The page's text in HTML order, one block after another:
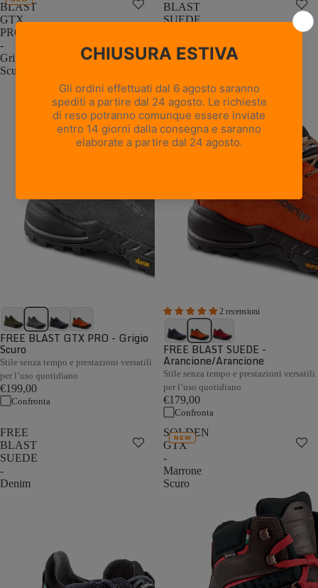
BLAST
GTX
PRO
-
Grigio
Scuro
FREE BLAST GTX PRO - Grigio
Scuro
Stile senza tempo e prestazioni versatili
per l’uso quotidiano
€199,00
Confronta
BLAST
SUEDE
Arancione/Arancione
2 recensioni
FREE BLAST SUEDE -
Arancione/Arancione
Stile senza tempo e prestazioni versatili
per l’uso quotidiano
€179,00
Confronta
FREE
BLAST
SUEDE
-
Denim
SOLDEN
GTX
-
Marrone
Scuro
NEW